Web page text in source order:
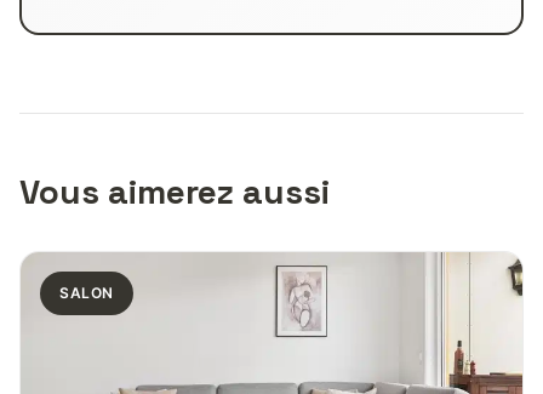
Vous aimerez aussi
SALON